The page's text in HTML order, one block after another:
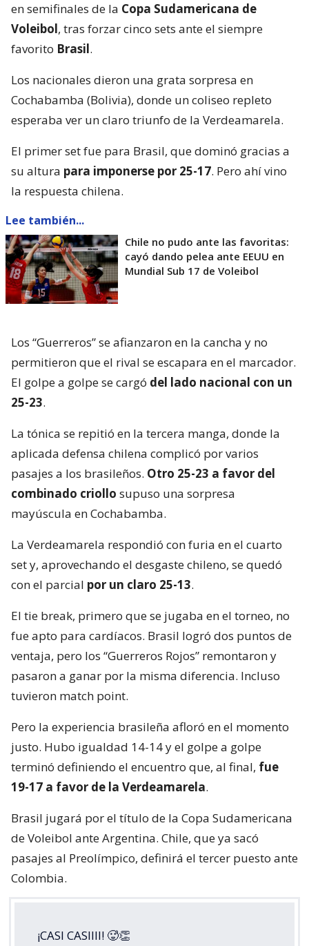
en semifinales de la Copa Sudamericana de
Voleibol, tras forzar cinco sets ante el siempre
favorito Brasil.
Los nacionales dieron una grata sorpresa en
Cochabamba (Bolivia), donde un coliseo repleto
esperaba ver un claro triunfo de la Verdeamarela.
El primer set fue para Brasil, que dominó gracias a
su altura para imponerse por 25-17. Pero ahí vino
la respuesta chilena.
Lee también...
Chile no pudo ante las favoritas:
cayó dando pelea ante EEUU en
Mundial Sub 17 de Voleibol
Los “Guerreros” se afianzaron en la cancha y no
permitieron que el rival se escapara en el marcador.
El golpe a golpe se cargó del lado nacional con un
25-23.
La tónica se repitió en la tercera manga, donde la
aplicada defensa chilena complicó por varios
pasajes a los brasileños. Otro 25-23 a favor del
combinado criollo supuso una sorpresa
mayúscula en Cochabamba.
La Verdeamarela respondió con furia en el cuarto
set y, aprovechando el desgaste chileno, se quedó
con el parcial por un claro 25-13.
El tie break, primero que se jugaba en el torneo, no
fue apto para cardíacos. Brasil logró dos puntos de
ventaja, pero los “Guerreros Rojos” remontaron y
pasaron a ganar por la misma diferencia. Incluso
tuvieron match point.
Pero la experiencia brasileña afloró en el momento
justo. Hubo igualdad 14-14 y el golpe a golpe
terminó definiendo el encuentro que, al final, fue
19-17 a favor de la Verdeamarela.
Brasil jugará por el título de la Copa Sudamericana
de Voleibol ante Argentina. Chile, que ya sacó
pasajes al Preolímpico, definirá el tercer puesto ante
Colombia.
¡CASI CASIIII! 🥵👏